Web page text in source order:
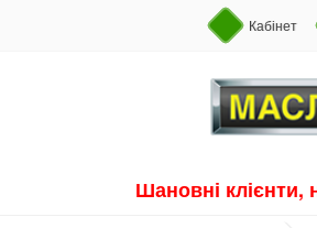
Кабінет
Шановні